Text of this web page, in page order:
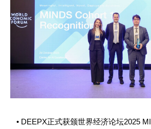
• DEEPX正式获颁世界经济论坛2025